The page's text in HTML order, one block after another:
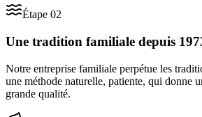
Étape 02
Une tradition familiale depuis
Notre entreprise familiale perpétue les
une méthode naturelle, patiente, qui donne
grande qualité.